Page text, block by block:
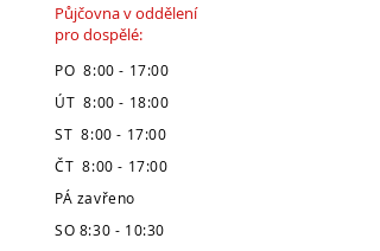
Půjčovna v oddělení
pro dospělé:
PO 8:00 - 17:00
ÚT 8:00 - 18:00
ST 8:00 - 17:00
ČT 8:00 - 17:00
PÁ zavřeno
SO 8:30 - 10:30